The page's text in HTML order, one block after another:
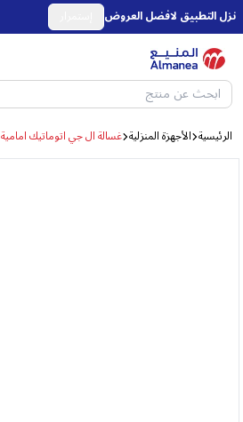
نزل التطبيق لافضل العروض
الرئيسية الأجهزة المنزلية غسالة ال جي اتوماتيك امامية 21 ك تنشيف 12 ك، فضي - WS2112XMT